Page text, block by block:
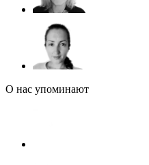
О нас упоминают